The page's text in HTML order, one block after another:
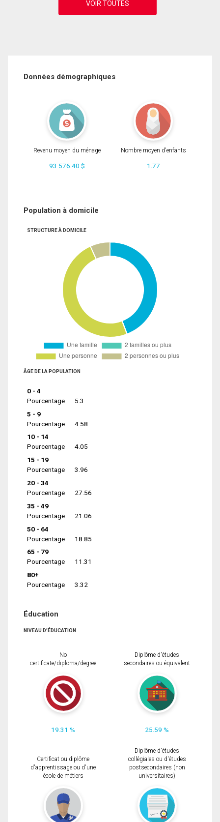
Données démographiques
Revenu moyen du ménage
93 576.40 $
Nombre moyen d'enfants
1.77
Population à domicile
STRUCTURE À DOMICILE
ÂGE DE LA POPULATION
0 - 4
Pourcentage
5.3
5 - 9
Pourcentage
4.58
10 - 14
Pourcentage
4.05
15 - 19
Pourcentage
3.96
20 - 34
Pourcentage
27.56
35 - 49
Pourcentage
21.06
50 - 64
Pourcentage
18.85
65 - 79
Pourcentage
11.31
80+
Pourcentage
3.32
Éducation
NIVEAU D'ÉDUCATION
No
certificate/diploma/degree
19.31 %
Diplôme d'études
secondaires ou équivalent
25.59 %
Certificat ou diplôme
d'apprentissage ou d'une
école de métiers
Diplôme d'études
collégiales ou d'études
postsecondaires (non
universitaires)